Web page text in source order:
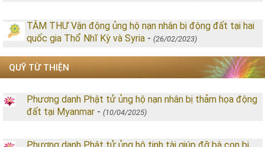
TÂM THƯ Vận động ủng hộ nạn nhân bị động đất tại hai
quốc gia Thổ Nhĩ Kỳ và Syria - (26/02/2023)
QUỸ TỪ THIỆN
Phương danh Phật tử ủng hộ nạn nhân bị thảm họa động
đất tại Myanmar - (10/04/2025)